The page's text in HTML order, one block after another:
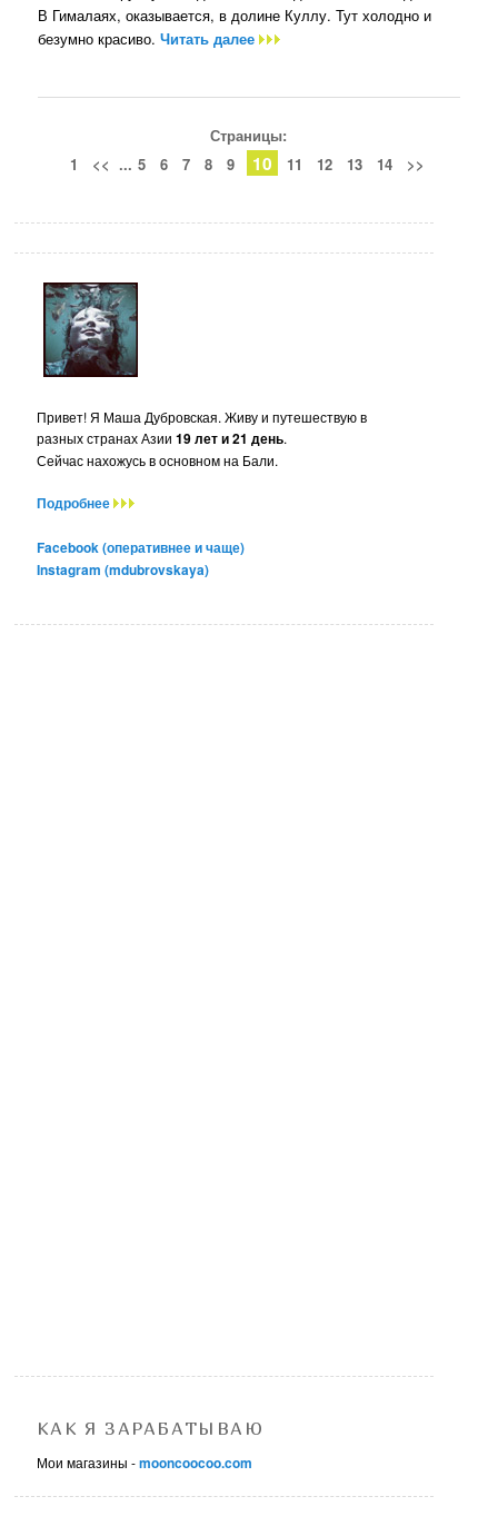
В Гималаях, оказывается, в долине Куллу. Тут холодно и
безумно красиво.Читать далее
Страницы:
1
<< ... 5 6 7 8 9 10 11 12 13 14 >>
Привет! Я Маша Дубровская. Живу и путешествую в
разных странах Азии19 лет и 21 день.
Сейчас нахожусь в основном на Бали.
Подробнее
Facebook (оперативнее и чаще)
Instagram (mdubrovskaya)
КАК Я ЗАРАБАТЫВАЮ
Мои магазины -mooncoocoo.com